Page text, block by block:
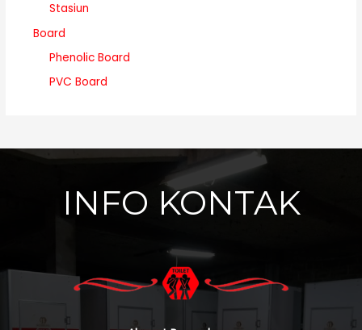
Stasiun
Board
Phenolic Board
PVC Board
INFO KONTAK